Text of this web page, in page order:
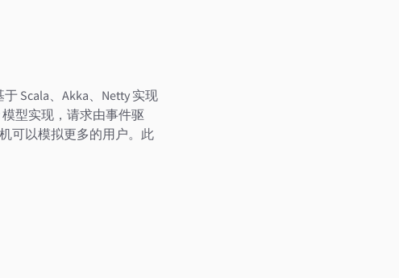
Scala、Akka、Netty 实现
型实现，请求由事件驱
可以模拟更多的用户。此